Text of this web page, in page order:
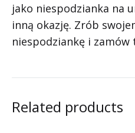
jako niespodzianka na
inną okazję. Zrób
niespodziankę i zamów
Related products